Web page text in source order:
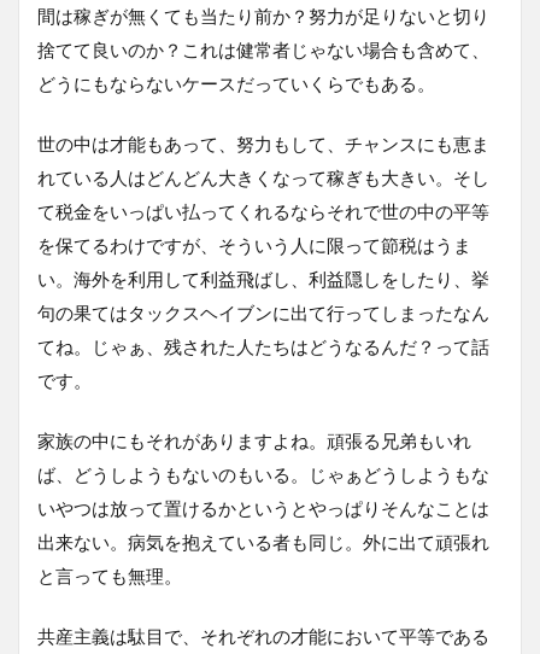
間は稼ぎが無くても当たり前か？努力が足りないと切り
捨てて良いのか？これは健常者じゃない場合も含めて、
どうにもならないケースだっていくらでもある。
世の中は才能もあって、努力もして、チャンスにも恵ま
れている人はどんどん大きくなって稼ぎも大きい。そし
て税金をいっぱい払ってくれるならそれで世の中の平等
を保てるわけですが、そういう人に限って節税はうま
い。海外を利用して利益飛ばし、利益隠しをしたり、挙
句の果てはタックスヘイブンに出て行ってしまったなん
てね。じゃぁ、残された人たちはどうなるんだ？って話
です。
家族の中にもそれがありますよね。頑張る兄弟もいれ
ば、どうしようもないのもいる。じゃぁどうしようもな
いやつは放って置けるかというとやっぱりそんなことは
出来ない。病気を抱えている者も同じ。外に出て頑張れ
と言っても無理。
共産主義は駄目で、それぞれの才能において平等である